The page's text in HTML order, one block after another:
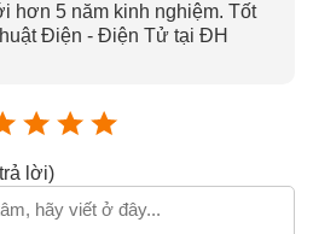
hơn 5 năm kinh nghiệm. Tốt
Điện - Điện Tử tại ĐH
lời)